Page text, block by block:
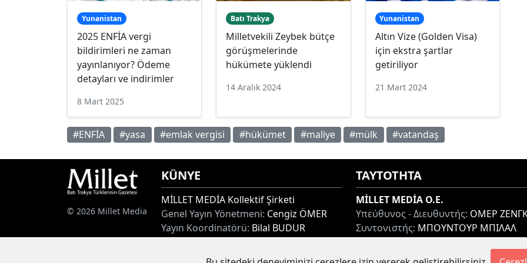
Yunanistan
2025 ENFİA vergi
bildirimleri ne zaman
yayınlanıyor? Ödeme
detayları ve indirimler
8 Mart 2025
Batı Trakya
Milletvekili Zeybek bütçe
görüşmelerinde
hükümete yüklendi
14 Aralık 2024
Yunanistan
Altın Vize (Golden Visa)
için ekstra şartlar
getiriliyor
21 Mart 2024
#ENFİA #yasa #emlak vergisi #hükümet #maliye #mülk #vatandaş
© 2026 Millet Media
KÜNYE
MİLLET MEDİA Kollektif Şirketi
Genel Yayın Yönetmeni: Cengiz ÖMER
Yayın Koordinatörü: Bilal BUDUR
+30 25410 77968
ΤΑΥΤΟΤΗΤΑ
MİLLET MEDİA O.E.
Υπεύθυνος - Διευθυντής: ΟΜΕΡ
Συντονιστής: ΜΠΟΥΝΤΟΥΡ ΜΠΙΛΑΛ
Τηλ:
+30 25410 77968